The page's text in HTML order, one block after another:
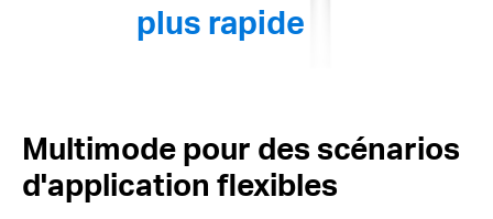
plus rapide
Multimode pour des scénarios
d'application flexibles